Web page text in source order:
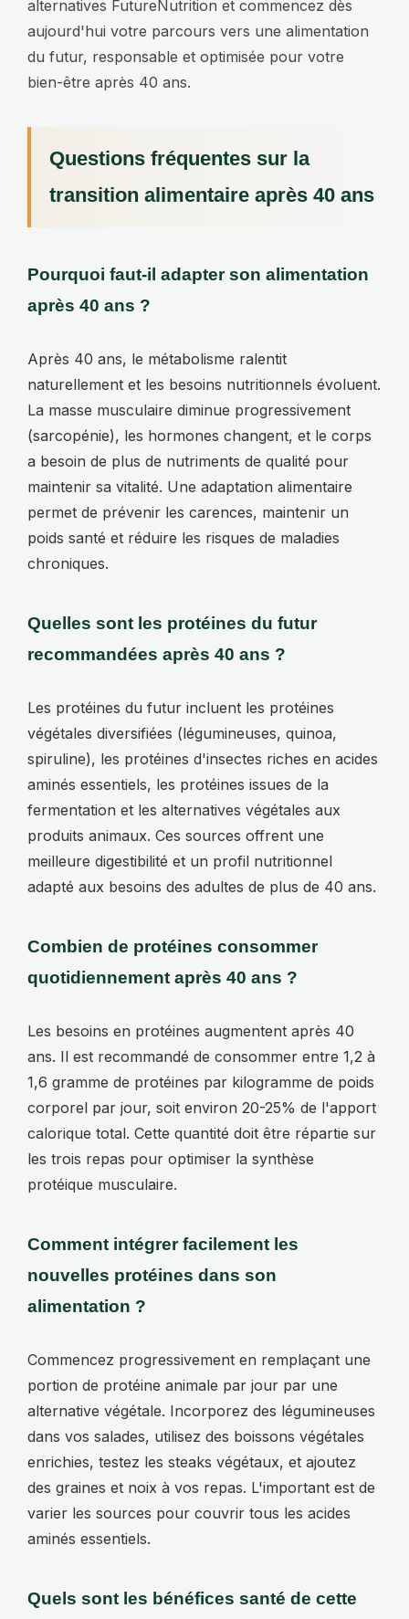
alternatives FutureNutrition et commencez dès
aujourd'hui votre parcours vers une alimentation
du futur, responsable et optimisée pour votre
bien-être après 40 ans.
Questions fréquentes sur la
transition alimentaire après 40 ans
Pourquoi faut-il adapter son alimentation
après 40 ans ?
Après 40 ans, le métabolisme ralentit
naturellement et les besoins nutritionnels évoluent.
La masse musculaire diminue progressivement
(sarcopénie), les hormones changent, et le corps
a besoin de plus de nutriments de qualité pour
maintenir sa vitalité. Une adaptation alimentaire
permet de prévenir les carences, maintenir un
poids santé et réduire les risques de maladies
chroniques.
Quelles sont les protéines du futur
recommandées après 40 ans ?
Les protéines du futur incluent les protéines
végétales diversifiées (légumineuses, quinoa,
spiruline), les protéines d'insectes riches en acides
aminés essentiels, les protéines issues de la
fermentation et les alternatives végétales aux
produits animaux. Ces sources offrent une
meilleure digestibilité et un profil nutritionnel
adapté aux besoins des adultes de plus de 40 ans.
Combien de protéines consommer
quotidiennement après 40 ans ?
Les besoins en protéines augmentent après 40
ans. Il est recommandé de consommer entre 1,2 à
1,6 gramme de protéines par kilogramme de poids
corporel par jour, soit environ 20-25% de l'apport
calorique total. Cette quantité doit être répartie sur
les trois repas pour optimiser la synthèse
protéique musculaire.
Comment intégrer facilement les
nouvelles protéines dans son
alimentation ?
Commencez progressivement en remplaçant une
portion de protéine animale par jour par une
alternative végétale. Incorporez des légumineuses
dans vos salades, utilisez des boissons végétales
enrichies, testez les steaks végétaux, et ajoutez
des graines et noix à vos repas. L'important est de
varier les sources pour couvrir tous les acides
aminés essentiels.
Quels sont les bénéfices santé de cette